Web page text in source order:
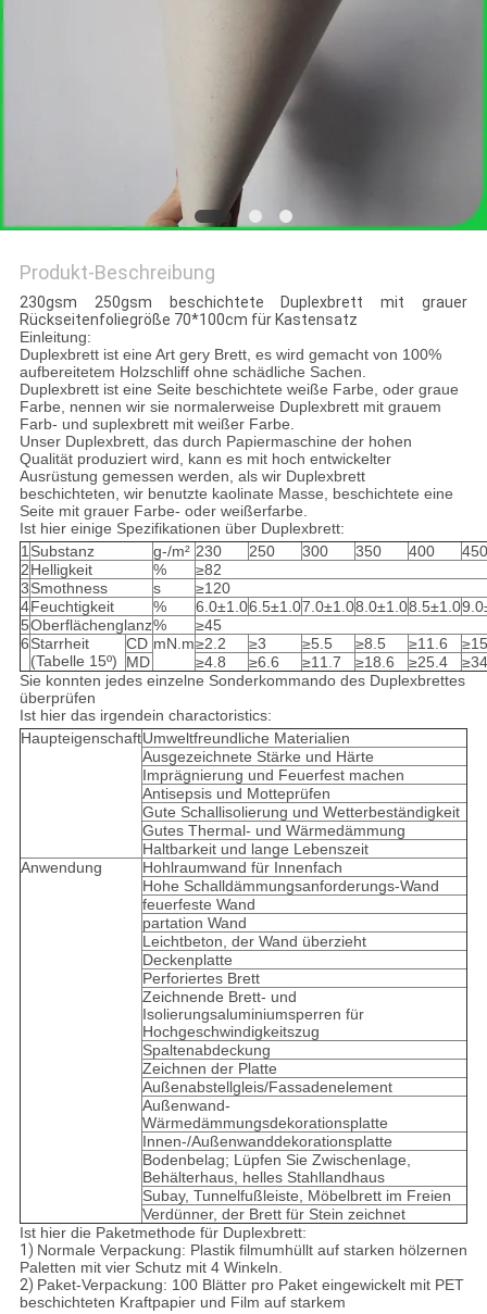
Produkt-Beschreibung
230gsm 250gsm beschichtete Duplexbrett mit grauer
Rückseitenfoliegröße 70*100cm für Kastensatz
Einleitung:
Duplexbrett ist eine Art gery Brett, es wird gemacht von 100%
aufbereitetem Holzschliff ohne schädliche Sachen.
Duplexbrett ist eine Seite beschichtete weiße Farbe, oder graue
Farbe, nennen wir sie normalerweise Duplexbrett mit grauem
Farb- und suplexbrett mit weißer Farbe.
Unser Duplexbrett, das durch Papiermaschine der hohen
Qualität produziert wird, kann es mit hoch entwickelter
Ausrüstung gemessen werden, als wir Duplexbrett
beschichteten, wir benutzte kaolinate Masse, beschichtete eine
Seite mit grauer Farbe- oder weißerfarbe.
Ist hier einige Spezifikationen über Duplexbrett:
1Substanz g-/m² 230 250 300 350 400
450
2Helligkeit %
≥82
3Smothness s
≥120
4Feuchtigkeit % 6.0±1.06.5±1.07.0±1.08.0±1.08.5±1.0
5Oberflächenglanz%
≥45
6Starrheit
(Tabelle 15º)
CD mN.m≥2.2 ≥3 ≥5.5 ≥8.5 ≥11.6
MD
≥4.8 ≥6.6 ≥11.7 ≥18.6 ≥25.4
Sie konnten jedes einzelne Sonderkommando des Duplexbrettes
überprüfen
Ist hier das irgendein charactoristics:
HaupteigenschaftUmweltfreundliche Materialien
Ausgezeichnete Stärke und Härte
Imprägnierung und Feuerfest machen
Antisepsis und Motteprüfen
Gute Schallisolierung und Wetterbeständigkeit
Gutes Thermal- und Wärmedämmung
Haltbarkeit und lange Lebenszeit
Anwendung
Hohlraumwand für Innenfach
Hohe Schalldämmungsanforderungs-Wand
feuerfeste Wand
partation Wand
Leichtbeton, der Wand überzieht
Deckenplatte
Perforiertes Brett
Zeichnende Brett- und
Isolierungsaluminiumsperren für
Hochgeschwindigkeitszug
Spaltenabdeckung
Zeichnen der Platte
Außenabstellgleis/Fassadenelement
Außenwand-
Wärmedämmungsdekorationsplatte
Innen-/Außenwanddekorationsplatte
Bodenbelag; Lüpfen Sie Zwischenlage,
Behälterhaus, helles Stahllandhaus
Subay, Tunnelfußleiste, Möbelbrett im Freien
Verdünner, der Brett für Stein zeichnet
Ist hier die Paketmethode für Duplexbrett:
1) Normale Verpackung: Plastik filmumhüllt auf starken hölzernen
Paletten mit vier Schutz mit 4 Winkeln.
2) Paket-Verpackung: 100 Blätter pro Paket eingewickelt mit PET
beschichteten Kraftpapier und Film auf starkem